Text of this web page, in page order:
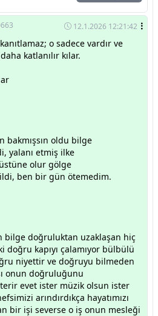
12.1.2026 12:21:42
o sadece vardır ve
katlanılır kılar.
oldu bilge
yalanı etmiş ilke
olur gölge
ben bir gün ötemedim.
bilge doğruluktan uzaklaşan hiç
doğru kapıyı çalamıyor bülbülü
niyettir ve doğruyu bilmeden
onun doğruluğunu
evet ister müzik olsun ister
arındırdıkça hayatımızı
bir işi severse o iş onun mesleği